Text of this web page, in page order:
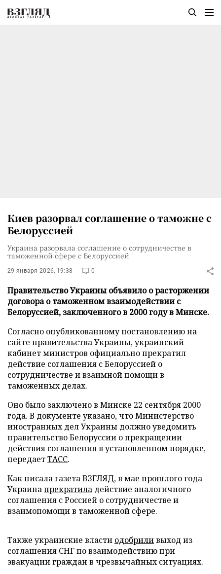
Киев разорвал соглашение о таможне с
Белоруссией
Украина разорвала соглашение о сотрудничестве в
таможенной сфере с Белоруссией
29 января 2026, 19:38 0
Правительство Украины объявило о расторжении
договора о таможенном взаимодействии с
Белоруссией, заключенного в 2000 году в Минске.
Согласно опубликованному постановлению на
сайте правительства Украины, украинский
кабинет министров официально прекратил
действие соглашения с Белоруссией о
сотрудничестве и взаимной помощи в
таможенных делах.
Оно было заключено в Минске 22 сентября 2000
года. В документе указано, что Министерство
иностранных дел Украины должно уведомить
правительство Белоруссии о прекращении
действия соглашения в установленном порядке,
передаетТАСС.
Как писала газета ВЗГЛЯД, в мае прошлого года
Украинапрекратила действие аналогичного
соглашения с Россией о сотрудничестве и
взаимопомощи в таможенной сфере.
Также украинские власти одобриливыход из
соглашения СНГ по взаимодействию при
эвакуации граждан в чрезвычайных ситуациях.